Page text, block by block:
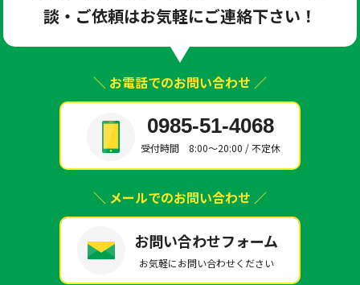
談・ご依頼はお気軽にご連絡下さい！
＼ お電話でのお問い合わせ ／
0985-51-4068
受付時間 8:00～20:00 / 不定休
＼ メールでのお問い合わせ ／
お問い合わせフォーム
お気軽にお問い合わせください